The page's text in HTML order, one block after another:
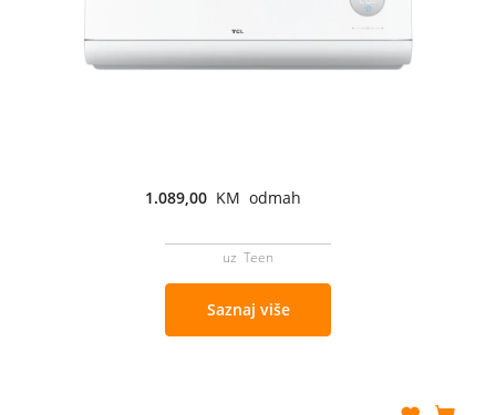
1.089,00 KM odmah
uz Teen
Saznaj više